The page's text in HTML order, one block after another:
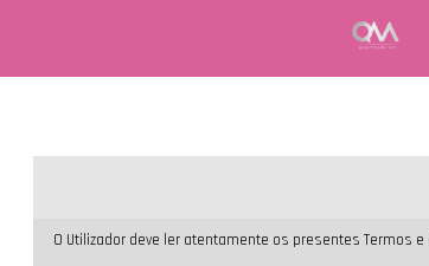
O Utilizador deve ler atentamente os presentes Termos e